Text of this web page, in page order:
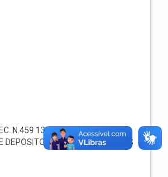
N.459 1321.00.1.1.05
DEPOSITOS BANCARIOS OUTROS